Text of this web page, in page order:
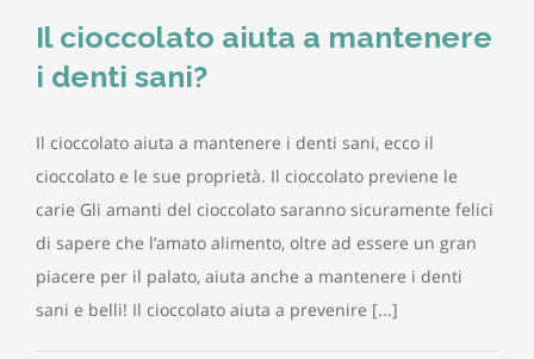
Il cioccolato aiuta a mantenere
i denti sani?
Il cioccolato aiuta a mantenere i denti sani, ecco il
cioccolato e le sue proprietà. Il cioccolato previene le
carie Gli amanti del cioccolato saranno sicuramente felici
di sapere che l’amato alimento, oltre ad essere un gran
piacere per il palato, aiuta anche a mantenere i denti
sani e belli! Il cioccolato aiuta a prevenire [...]